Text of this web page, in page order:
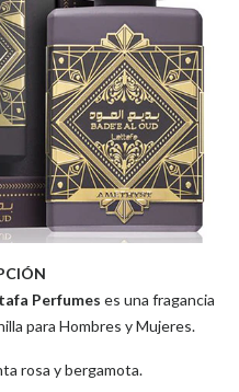
Perfumes es una fragancia
para Hombres y Mujeres.
rosa y bergamota.